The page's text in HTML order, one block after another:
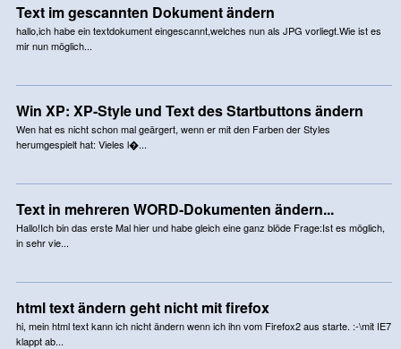
Text im gescannten Dokument ändern
hallo,ich habe ein textdokument eingescannt,welches nun als JPG vorliegt.Wie ist es
mir nun möglich...
Win XP: XP-Style und Text des Startbuttons ändern
Wen hat es nicht schon mal geärgert, wenn er mit den Farben der Styles
herumgespielt hat: Vieles l�...
Text in mehreren WORD-Dokumenten ändern...
Hallo!Ich bin das erste Mal hier und habe gleich eine ganz blöde Frage:Ist es möglich,
in sehr vie...
html text ändern geht nicht mit firefox
hi, mein html text kann ich nicht ändern wenn ich ihn vom Firefox2 aus starte. :-\mit IE7
klappt ab...